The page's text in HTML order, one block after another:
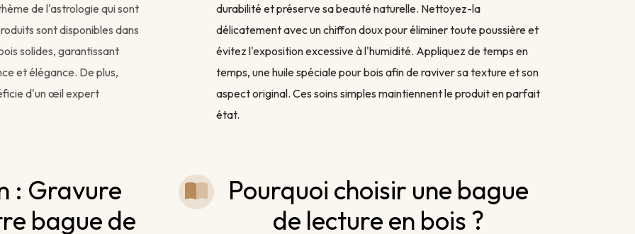
de l'astrologie qui sont
sont disponibles dans
solides, garantissant
et élégance. De plus,
d'un œil expert
durabilité et préserve sa beauté naturelle. Nettoyez-la
délicatement avec un chiffon doux pour éliminer toute poussière et
évitez l'exposition excessive à l'humidité. Appliquez de temps en
temps, une huile spéciale pour bois afin de raviver sa texture et son
aspect original. Ces soins simples maintiennent le produit en parfait
état.
: Gravure
bague de
Pourquoi choisir une bague
de lecture en bois ?